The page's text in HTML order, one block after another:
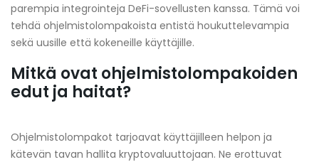
parempia integrointeja DeFi-sovellusten kanssa. Tämä voi
tehdä ohjelmistolompakoista entistä houkuttelevampia
sekä uusille että kokeneille käyttäjille.
Mitkä ovat ohjelmistolompakoiden
edut ja haitat?
Ohjelmistolompakot tarjoavat käyttäjilleen helpon ja
kätevän tavan hallita kryptovaluuttojaan. Ne erottuvat